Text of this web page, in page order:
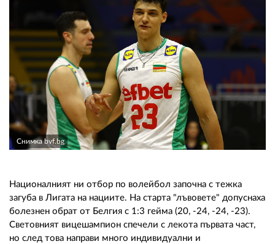
Снимка bvf.bg
Националният ни отбор по волейбол започна с тежка
загуба в Лигата на нациите. На старта "лъвовете" допуснаха
болезнен обрат от Белгия с 1:3 гейма (20, -24, -24, -23).
Световният вицешампион спечели с лекота първата част,
но след това направи много индивидуални и
КОНТАКТИ
РЕКЛАМА
АБОНАМЕНТ
УСЛОВИЯ ЗА ПОЛЗВАНЕ
ПОЛИТИКА ЗА БИСКВИТКИТЕ
ПОЛИТИКАТА ЗА
ПОВЕРИТЕЛНОСТ